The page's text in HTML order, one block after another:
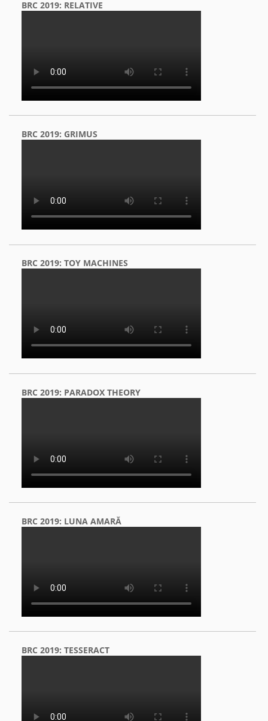
BRC 2019: RELATIVE
BRC 2019: GRIMUS
BRC 2019: TOY MACHINES
BRC 2019: PARADOX THEORY
BRC 2019: LUNA AMARĂ
BRC 2019: TESSERACT